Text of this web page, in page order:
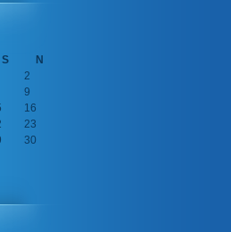
S
N
2
9
16
23
30